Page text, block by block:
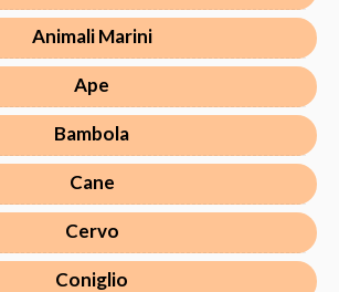
Animali Marini
Ape
Bambola
Cane
Cervo
Coniglio